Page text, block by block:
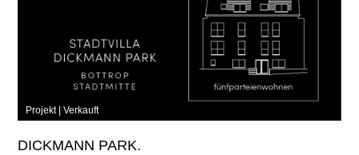
Projekt | Verkauft
DICKMANN PARK.